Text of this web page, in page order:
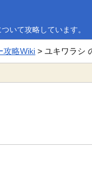
いて攻略しています。
攻略Wiki > ユキワラシ